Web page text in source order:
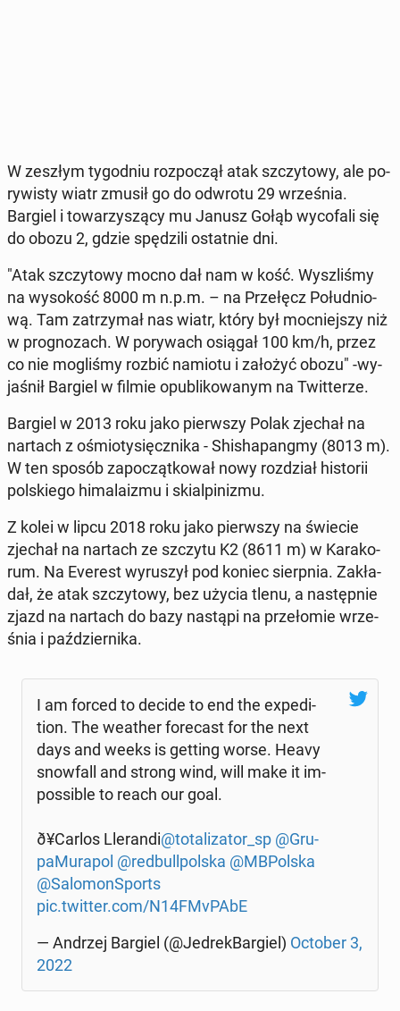
W zeszłym ty­go­dniu roz­po­czął atak szczy­to­wy, ale po­
ry­wi­sty wiatr zmusił go do odwrotu 29 wrze­śnia.
Bargiel i to­wa­rzy­szą­cy mu Janusz Gołąb wy­co­fa­li się
do obozu 2, gdzie spę­dzi­li ostat­nie dni.
"Atak szczy­to­wy mocno dał nam w kość. Wy­szli­śmy
na wy­so­kość 8000 m n.p.m. – na Prze­łęcz Po­łu­dnio­
wą. Tam za­trzy­mał nas wiatr, który był moc­niej­szy niż
w pro­gno­zach. W po­ry­wach osiągał 100 km/h, przez
co nie mo­gli­śmy rozbić namiotu i założyć obozu" -wy­
ja­śnił Bargiel w filmie opu­bli­ko­wa­nym na Twit­te­rze.
Bargiel w 2013 roku jako pierw­szy Polak zjechał na
nartach z ośmio­ty­sięcz­ni­ka - Shi­sha­pang­my (8013 m).
W ten sposób za­po­cząt­ko­wał nowy roz­dział hi­sto­rii
pol­skie­go hi­ma­la­izmu i skial­pi­ni­zmu.
Z kolei w lipcu 2018 roku jako pierw­szy na świecie
zjechał na nartach ze szczytu K2 (8611 m) w Ka­ra­ko­
rum. Na Everest wy­ru­szył pod koniec sierp­nia. Za­kła­
dał, że atak szczy­to­wy, bez użycia tlenu, a na­stęp­nie
zjazd na nartach do bazy nastąpi na prze­ło­mie wrze­
śnia i paź­dzier­ni­ka.
I am forced to decide to end the expe­di­
tion. The weather fo­re­cast for the next
days and weeks is getting worse. Heavy
snow­fall and strong wind, will make it im­
pos­si­ble to reach our goal.
ð¥Car­los Lle­ran­di@to­ta­li­za­tor_sp @Gru­
pa­Mu­ra­pol @red­bul­l­pol­ska @MBPol­ska
@Sa­lo­mon­Sports
pic.twitter.com/N14FMvPAbE
— Andrzej Bargiel (@Je­drek­Bar­giel) October 3,
2022